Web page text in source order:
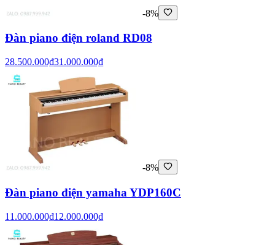
-8%
Đàn piano điện roland RD08
28.500.000₫31.000.000₫
-8%
Đàn piano điện yamaha YDP160C
11.000.000₫12.000.000₫